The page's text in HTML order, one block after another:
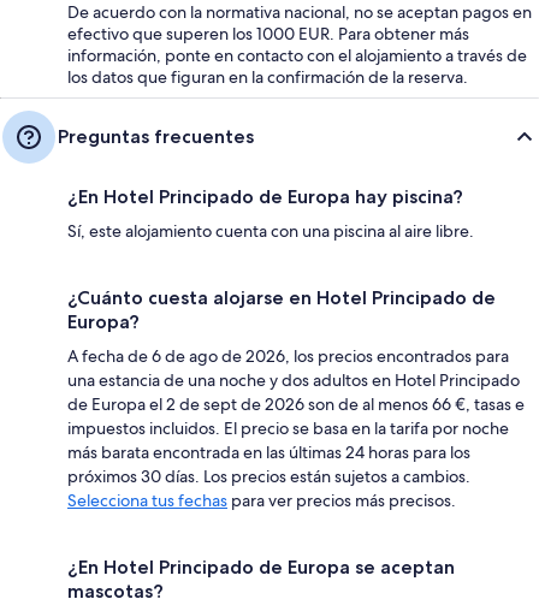
De acuerdo con la normativa nacional, no se aceptan pagos en
efectivo que superen los 1000 EUR. Para obtener más
información, ponte en contacto con el alojamiento a través de
los datos que figuran en la confirmación de la reserva.
Preguntas frecuentes
¿En Hotel Principado de Europa hay piscina?
Sí, este alojamiento cuenta con una piscina al aire libre.
¿Cuánto cuesta alojarse en Hotel Principado de
Europa?
A fecha de 6 de ago de 2026, los precios encontrados para
una estancia de una noche y dos adultos en Hotel Principado
de Europa el 2 de sept de 2026 son de al menos 66 €, tasas e
impuestos incluidos. El precio se basa en la tarifa por noche
más barata encontrada en las últimas 24 horas para los
próximos 30 días. Los precios están sujetos a cambios.
Selecciona tus fechas para ver precios más precisos.
¿En Hotel Principado de Europa se aceptan
mascotas?